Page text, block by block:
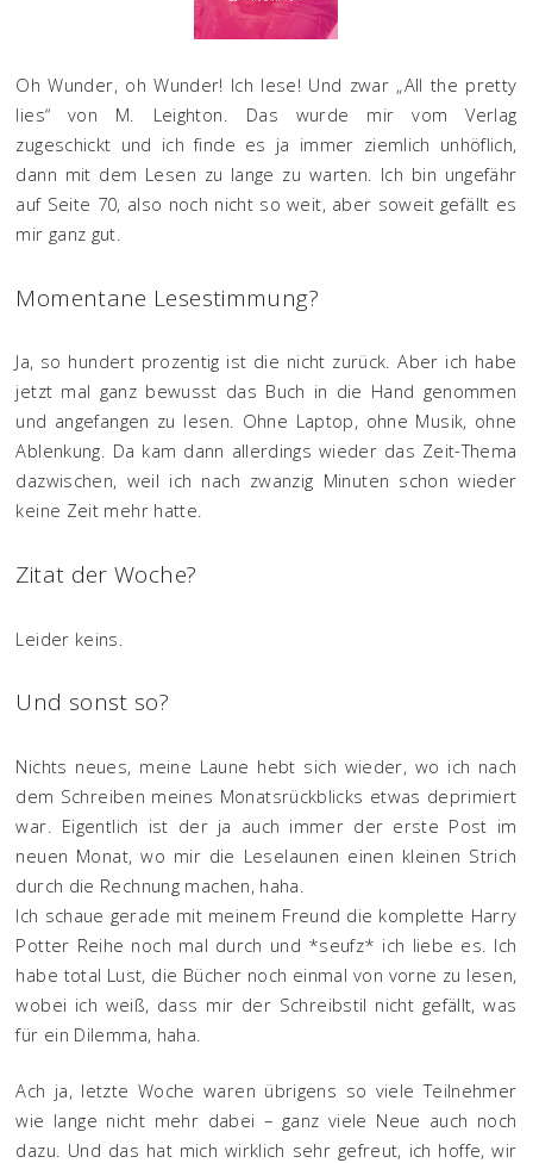
Oh Wunder, oh Wunder! Ich lese! Und zwar „All the pretty
lies“ von M. Leighton. Das wurde mir vom Verlag
zugeschickt und ich finde es ja immer ziemlich unhöflich,
dann mit dem Lesen zu lange zu warten. Ich bin ungefähr
auf Seite 70, also noch nicht so weit, aber soweit gefällt es
mir ganz gut.
Momentane Lesestimmung?
Ja, so hundert prozentig ist die nicht zurück. Aber ich habe
jetzt mal ganz bewusst das Buch in die Hand genommen
und angefangen zu lesen. Ohne Laptop, ohne Musik, ohne
Ablenkung. Da kam dann allerdings wieder das Zeit-Thema
dazwischen, weil ich nach zwanzig Minuten schon wieder
keine Zeit mehr hatte.
Zitat der Woche?
Leider keins.
Und sonst so?
Nichts neues, meine Laune hebt sich wieder, wo ich nach
dem Schreiben meines Monatsrückblicks etwas deprimiert
war. Eigentlich ist der ja auch immer der erste Post im
neuen Monat, wo mir die Leselaunen einen kleinen Strich
durch die Rechnung machen, haha.
Ich schaue gerade mit meinem Freund die komplette Harry
Potter Reihe noch mal durch und *seufz* ich liebe es. Ich
habe total Lust, die Bücher noch einmal von vorne zu lesen,
wobei ich weiß, dass mir der Schreibstil nicht gefällt, was
für ein Dilemma, haha.
Ach ja, letzte Woche waren übrigens so viele Teilnehmer
wie lange nicht mehr dabei – ganz viele Neue auch noch
dazu. Und das hat mich wirklich sehr gefreut, ich hoffe, wir